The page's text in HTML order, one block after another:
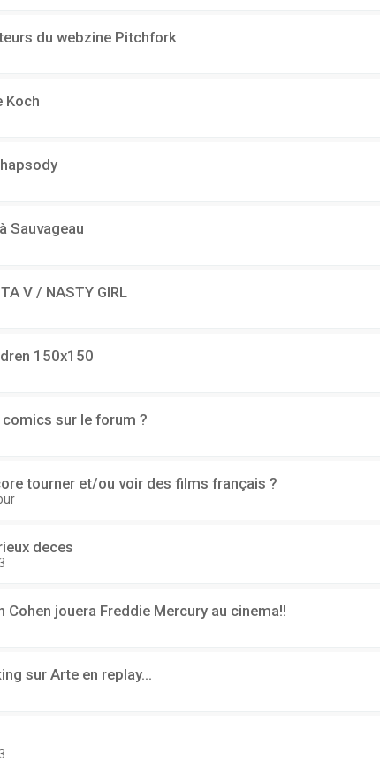
du webzine Pitchfork
Koch
Sauvageau
V / NASTY GIRL
150x150
comics sur le forum ?
tourner et/ou voir des films français ?
deces
Cohen jouera Freddie Mercury au cinema!!
sur Arte en replay...